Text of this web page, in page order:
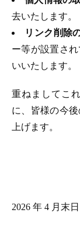
去いたします。
リンク削除
ー等が設置さ
いいたします。
重ねましてこ
に、皆様の今
上げます。
2026 年 4 月末日